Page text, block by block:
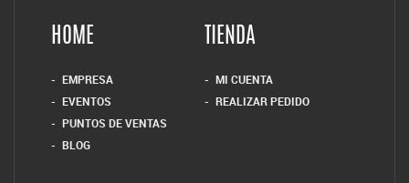
HOME
EMPRESA
EVENTOS
PUNTOS DE VENTAS
BLOG
TIENDA
MI CUENTA
REALIZAR PEDIDO